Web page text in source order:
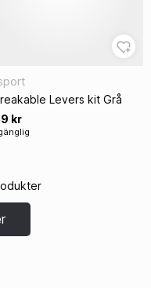
Levers kit Grå
kr